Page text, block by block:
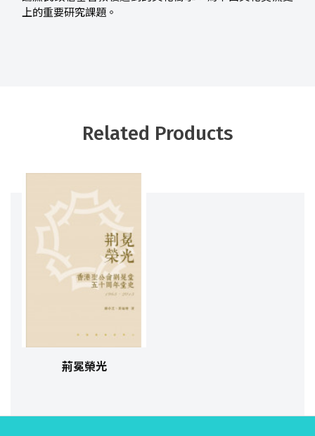
上的重要研究課題。
Related Products
荊冕榮光